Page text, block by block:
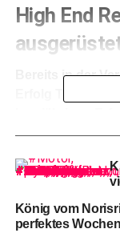
High End
Bereits in der
Erfolg TCR-
TCR Europe
Saison und wird
Ländern auf
König vom
perfektes